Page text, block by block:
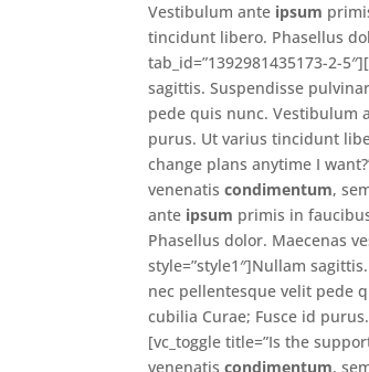
Vestibulum ante ipsum
tincidunt libero. Phasellus
tab_id=”1392981435173-2-
sagittis. Suspendisse
pede quis nunc. Vestibulum
purus. Ut varius tincidunt
change plans anytime I
venenatiscondimentum,
ante ipsum primis in
Phasellus dolor. Maecenas
style=”style1″]Nullam
nec pellentesque velit pede
cubilia Curae; Fusce id
[vc_toggle title=”Is the
venenatiscondimentum,